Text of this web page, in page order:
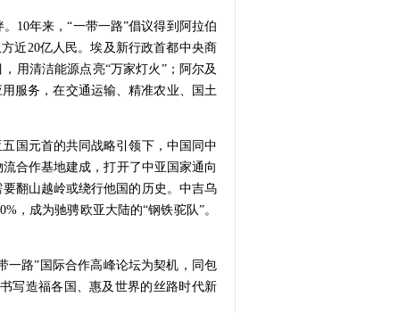
10年来，“一带一路”倡议得到阿拉伯
近20亿人民。埃及新行政首都中央商
用清洁能源点亮“万家灯火”；阿尔及
服务，在交通运输、精准农业、国土
国元首的共同战略引领下，中国同中
合作基地建成，打开了中亚国家通向
翻山越岭或绕行他国的历史。中吉乌
，成为驰骋欧亚大陆的“钢铁驼队”。
一路”国际合作高峰论坛为契机，同包
写造福各国、惠及世界的丝路时代新